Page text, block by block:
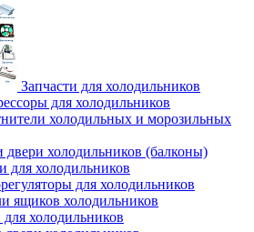
Запчасти для холодильников
для холодильников
холодильных и морозильных
двери холодильников (балконы)
для холодильников
для холодильников
ящиков холодильников
холодильников